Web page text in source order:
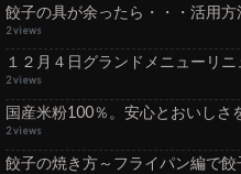
餃子の具が余ったら・・・活用方
2 views
１２月４日グランドメニューリニ
2 views
国産米粉100％。安心とおいしさ
2 views
餃子の焼き方～フライパン編で餃